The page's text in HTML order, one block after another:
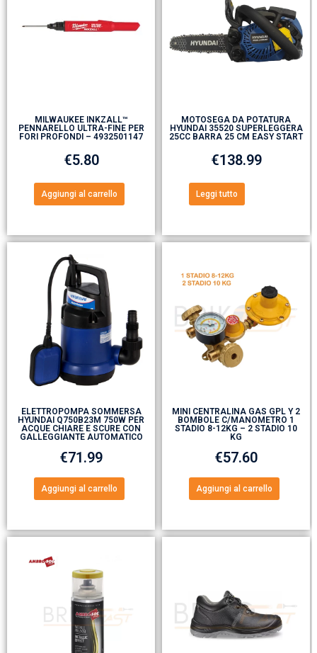
MILWAUKEE INKZALL™
PENNARELLO ULTRA-FINE PER
FORI PROFONDI – 4932501147
€5.80
Aggiungi al carrello
MOTOSEGA DA POTATURA
HYUNDAI 35520 SUPERLEGGERA
25CC BARRA 25 CM EASY START
€138.99
Leggi tutto
ELETTROPOMPA SOMMERSA
HYUNDAI Q750B23M 750W PER
ACQUE CHIARE E SCURE CON
GALLEGGIANTE AUTOMATICO
€71.99
Aggiungi al carrello
MINI CENTRALINA GAS GPL Y 2
BOMBOLE C/MANOMETRO 1
STADIO 8-12KG – 2 STADIO 10
KG
€57.60
Aggiungi al carrello